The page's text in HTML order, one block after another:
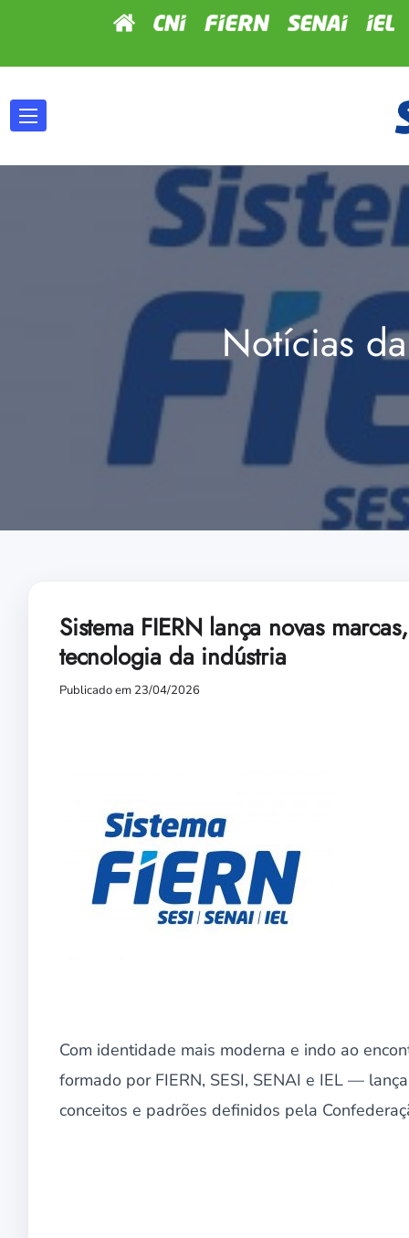
Notícias
Sistema FIERN lança novas
tecnologia da indústria
Publicado em 23/04/2026
Com identidade mais moderna e indo ao
formado por FIERN, SESI, SENAI e IEL —
conceitos e padrões definidos pela